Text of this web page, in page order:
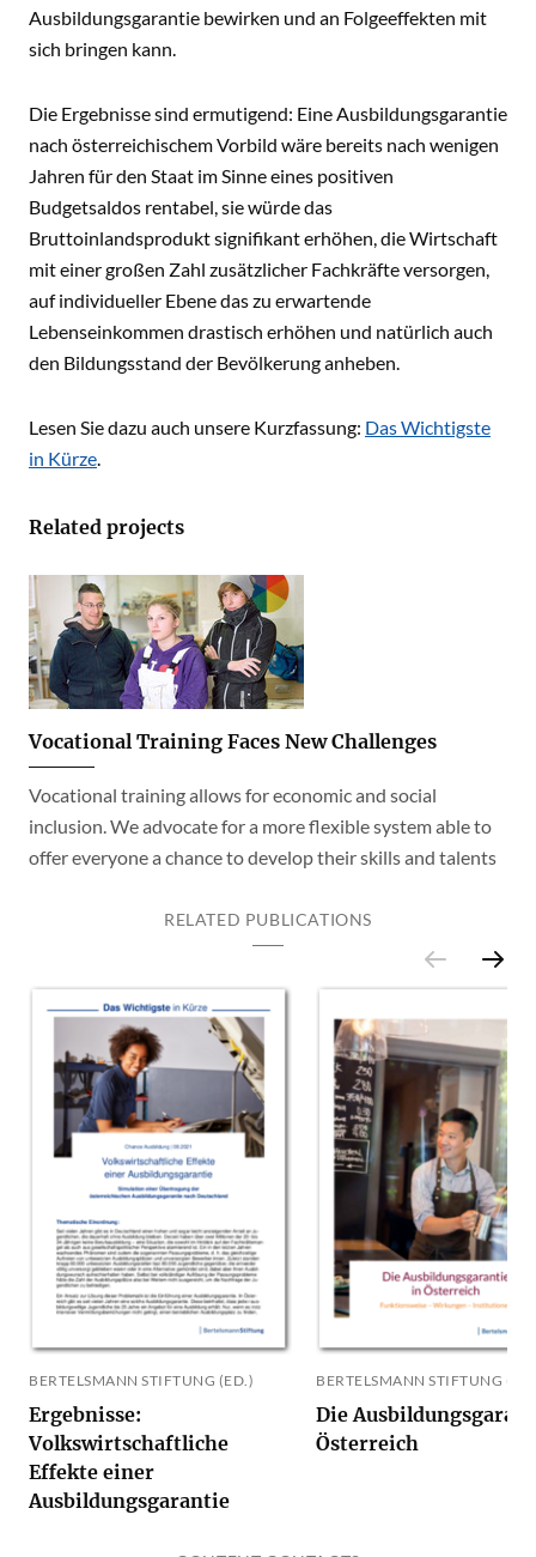
Ausbildungsgarantie bewirken und an Folgeeffekten mit
sich bringen kann.
Die Ergebnisse sind ermutigend: Eine Ausbildungsgarantie
nach österreichischem Vorbild wäre bereits nach wenigen
Jahren für den Staat im Sinne eines positiven
Budgetsaldos rentabel, sie würde das
Bruttoinlandsprodukt signifikant erhöhen, die Wirtschaft
mit einer großen Zahl zusätzlicher Fachkräfte versorgen,
auf individueller Ebene das zu erwartende
Lebenseinkommen drastisch erhöhen und natürlich auch
den Bildungsstand der Bevölkerung anheben.
Lesen Sie dazu auch unsere Kurzfassung: Das Wichtigste
in Kürze.
Related projects
Vocational Training Faces New Challenges
Vocational training allows for economic and social
inclusion. We advocate for a more flexible system able to
offer everyone a chance to develop their skills and talents
RELATED PUBLICATIONS
BERTELSMANN STIFTUNG (ED.)
Ergebnisse:
Volkswirtschaftliche
Effekte einer
Ausbildungsgarantie
BERTELSMANN STIFTUNG
Die
Österreich